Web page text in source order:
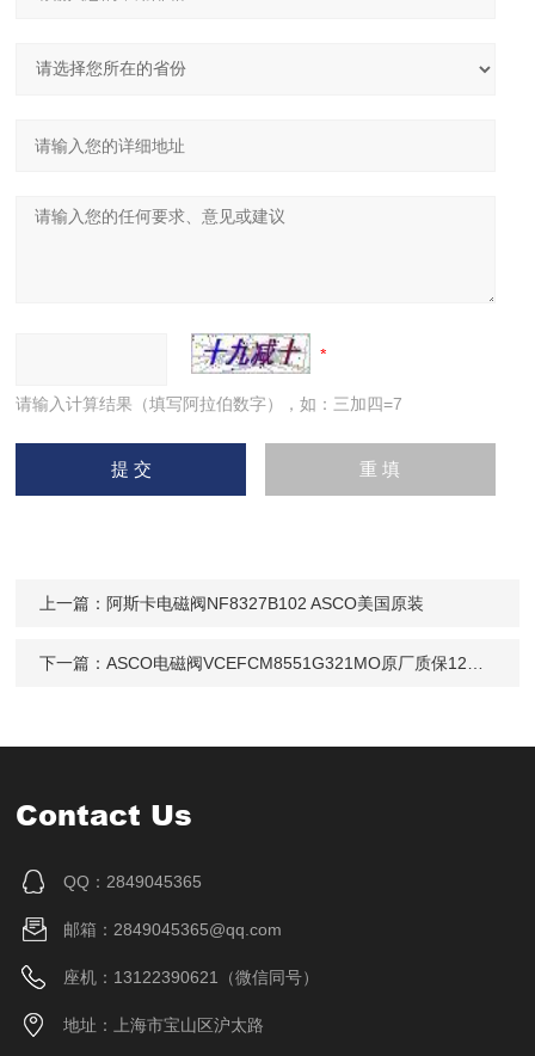
请输入计算结果（填写阿拉伯数字），如：三加四=7
上一篇： 阿斯卡电磁阀NF8327B102 ASCO美国原装
下一篇：ASCO电磁阀VCEFCM8551G321MO原厂质保12个月
Contact Us
QQ：2849045365
邮箱：2849045365@qq.com
座机：13122390621（微信同号）
地址：上海市宝山区沪太路